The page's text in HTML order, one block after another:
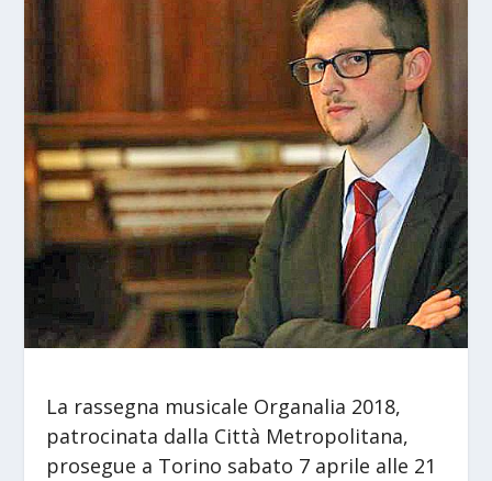
La rassegna musicale Organalia 2018,
patrocinata dalla Città Metropolitana,
prosegue a Torino sabato 7 aprile alle 21